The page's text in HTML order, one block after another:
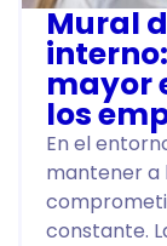
Mural
mayor
los
En el
mantener a
constante.